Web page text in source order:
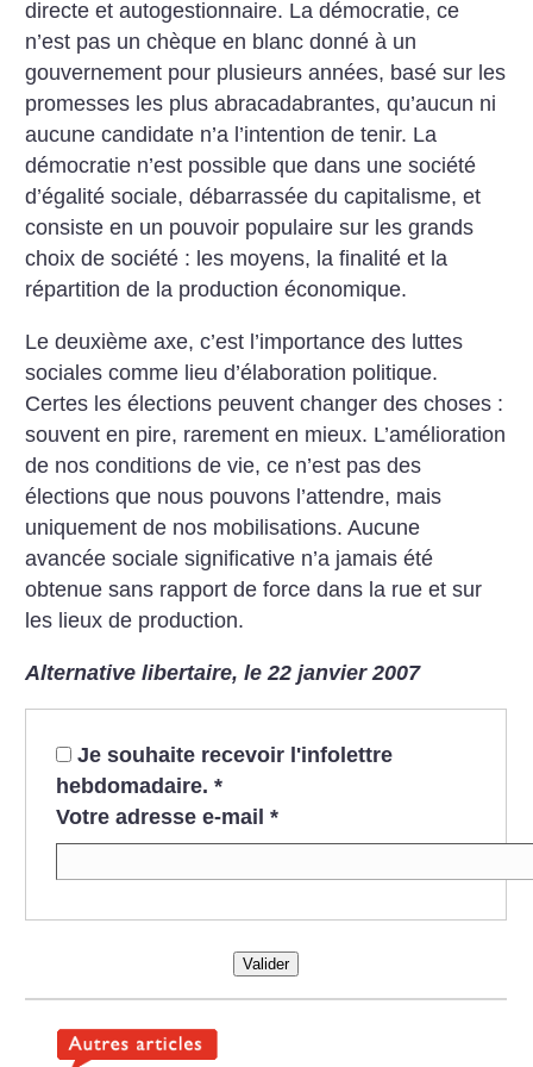
directe et autogestionnaire. La démocratie, ce
n’est pas un chèque en blanc donné à un
gouvernement pour plusieurs années, basé sur les
promesses les plus abracadabrantes, qu’aucun ni
aucune candidate n’a l’intention de tenir. La
démocratie n’est possible que dans une société
d’égalité sociale, débarrassée du capitalisme, et
consiste en un pouvoir populaire sur les grands
choix de société : les moyens, la finalité et la
répartition de la production économique.
Le deuxième axe, c’est l’importance des luttes
sociales comme lieu d’élaboration politique.
Certes les élections peuvent changer des choses :
souvent en pire, rarement en mieux. L’amélioration
de nos conditions de vie, ce n’est pas des
élections que nous pouvons l’attendre, mais
uniquement de nos mobilisations. Aucune
avancée sociale significative n’a jamais été
obtenue sans rapport de force dans la rue et sur
les lieux de production.
Alternative libertaire, le 22 janvier 2007
Je souhaite recevoir l'infolettre
hebdomadaire. *
Votre adresse e-mail *
Valider